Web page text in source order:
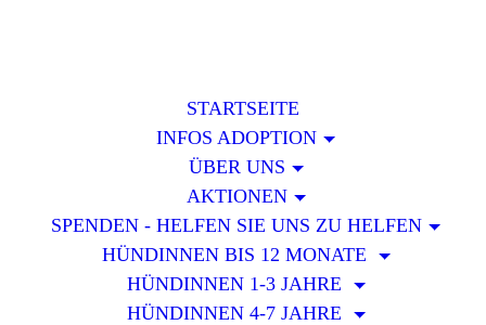
STARTSEITE
INFOS ADOPTION
ÜBER UNS
AKTIONEN
SPENDEN - HELFEN SIE UNS ZU HELFEN
HÜNDINNEN BIS 12 MONATE
HÜNDINNEN 1-3 JAHRE
HÜNDINNEN 4-7 JAHRE